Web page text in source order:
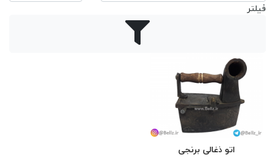
فیلتر
اتو ذغالی برنجی